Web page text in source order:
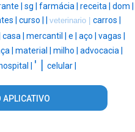
| sg | farmácia | receita | dom |
| curso | | veterinario | carros |
casa | mercantil | e | aço | vagas |
| material | milho | advocacia |
| ' | celular |
APLICATIVO